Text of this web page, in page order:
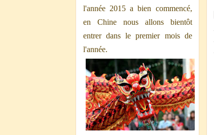
l'année 2015 a bien commencé,
en Chine nous allons bientôt
entrer dans le premier mois de
l'année.